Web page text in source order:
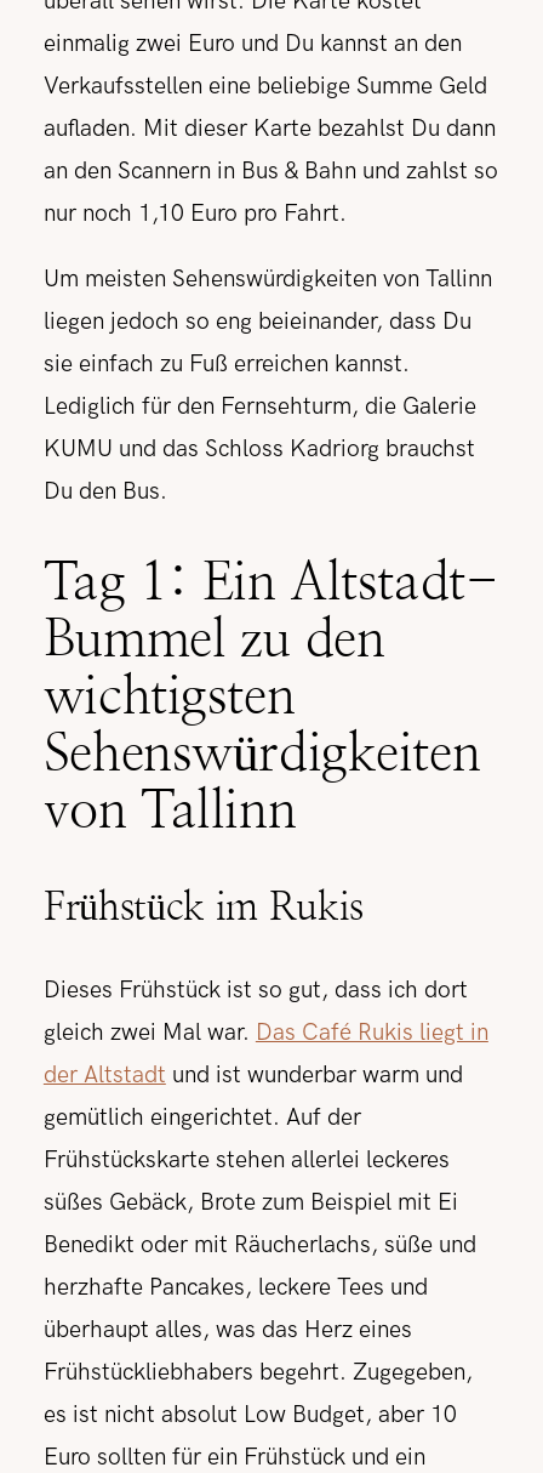
einmalig zwei Euro und Du kannst an den
Verkaufsstellen eine beliebige Summe Geld
aufladen. Mit dieser Karte bezahlst Du dann
an den Scannern in Bus & Bahn und zahlst so
nur noch 1,10 Euro pro Fahrt.
Um meisten Sehenswürdigkeiten von Tallinn
liegen jedoch so eng beieinander, dass Du
sie einfach zu Fuß erreichen kannst.
Lediglich für den Fernsehturm, die Galerie
KUMU und das Schloss Kadriorg brauchst
Du den Bus.
Tag 1: Ein Altstadt-
Bummel zu den
wichtigsten
Sehenswürdigkeiten
von Tallinn
Frühstück im Rukis
Dieses Frühstück ist so gut, dass ich dort
gleich zwei Mal war. Das Café Rukis liegt in
der Altstadt und ist wunderbar warm und
gemütlich eingerichtet. Auf der
Frühstückskarte stehen allerlei leckeres
süßes Gebäck, Brote zum Beispiel mit Ei
Benedikt oder mit Räucherlachs, süße und
herzhafte Pancakes, leckere Tees und
überhaupt alles, was das Herz eines
Frühstückliebhabers begehrt. Zugegeben,
es ist nicht absolut Low Budget, aber 10
Euro sollten für ein Frühstück und ein